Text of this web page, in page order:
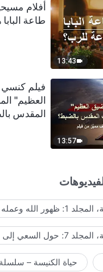
13:43
أفلام
طاعة
13:57
فيلم كنسي
العظيم"
المقدس
الله وعمله
إلى الحق
حياة الكنيسة –